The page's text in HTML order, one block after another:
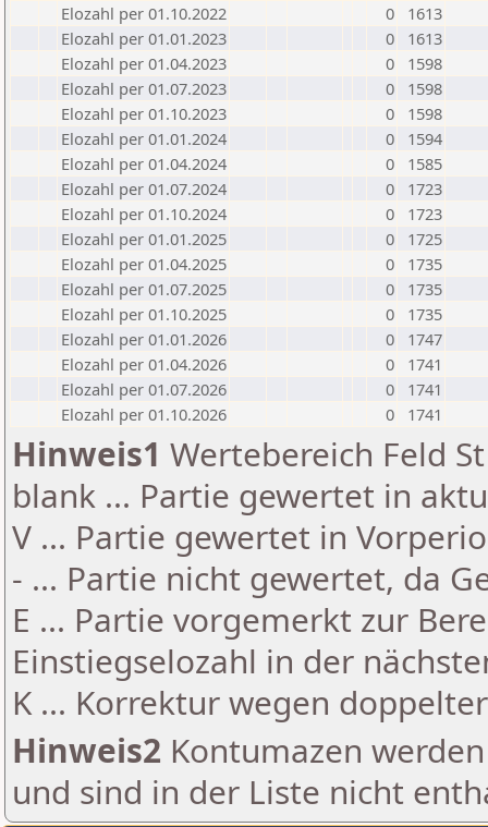
Elozahl per 01.10.2022
0
1613
Elozahl per 01.01.2023
0
1613
Elozahl per 01.04.2023
0
1598
Elozahl per 01.07.2023
0
1598
Elozahl per 01.10.2023
0
1598
Elozahl per 01.01.2024
0
1594
Elozahl per 01.04.2024
0
1585
Elozahl per 01.07.2024
0
1723
Elozahl per 01.10.2024
0
1723
Elozahl per 01.01.2025
0
1725
Elozahl per 01.04.2025
0
1735
Elozahl per 01.07.2025
0
1735
Elozahl per 01.10.2025
0
1735
Elozahl per 01.01.2026
0
1747
Elozahl per 01.04.2026
0
1741
Elozahl per 01.07.2026
0
1741
Elozahl per 01.10.2026
0 1741
Hinweis1 Wertebereich Feld
blank ... Partie gewertet in
V ... Partie gewertet in
- ... Partie nicht gewertet, da
E ... Partie vorgemerkt zur
Einstiegselozahl in der
K ... Korrektur wegen
Hinweis2 Kontumazen
und sind in der Liste nicht